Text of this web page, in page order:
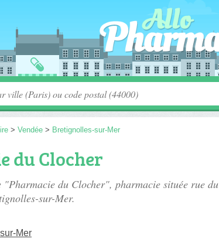
> Vendée > Bretignolles-sur-Mer
du Clocher
"Pharmacie du Clocher", pharmacie située rue du
sur-Mer.
Mer